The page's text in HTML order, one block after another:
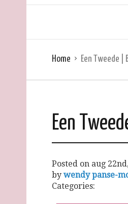
Home Een Tweede |
Een
Posted on aug
by wendy panse-
Categories: